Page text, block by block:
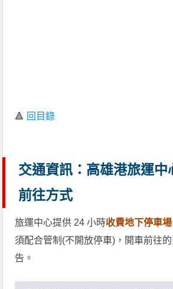
🔺 回目錄
交通資訊：高雄港旅運中
前往方式
旅運中心提供 24 小時收費地下停車場
須配合管制(不開放停車)，開車前往
告。